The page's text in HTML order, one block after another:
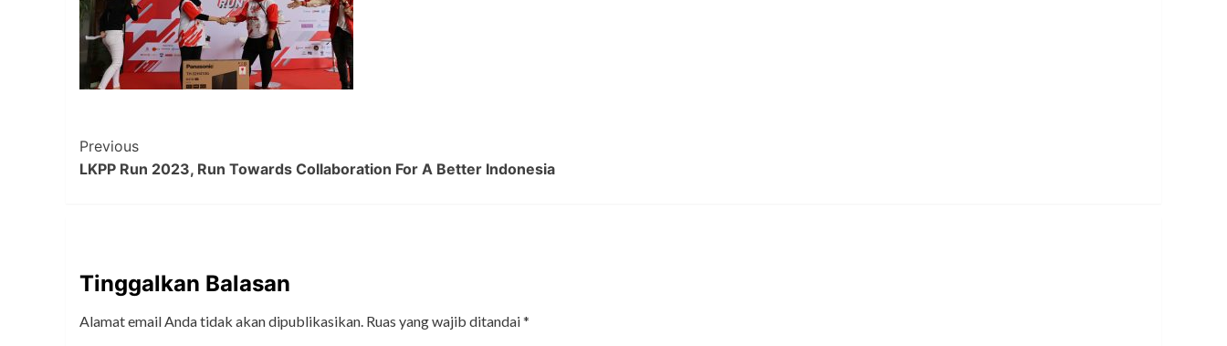
Post
Navigation
Previous
LKPP Run 2023, Run Towards Collaboration For A Better Indonesia
Tinggalkan Balasan
Alamat email Anda tidak akan dipublikasikan. Ruas yang wajib ditandai*